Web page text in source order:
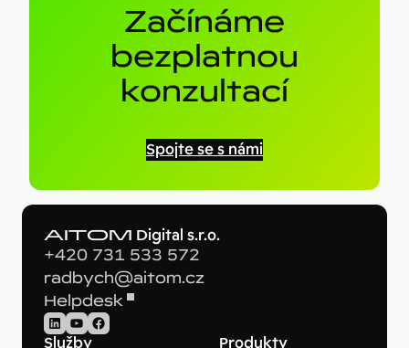
Začínáme
bezplatnou
konzultací
Spojte se s námi
AITOM Digital s.r.o.
+420 731 533 572
radbych@aitom.cz
Helpdesk
LinkedIn
YouTube
Facebook
Služby Produkty